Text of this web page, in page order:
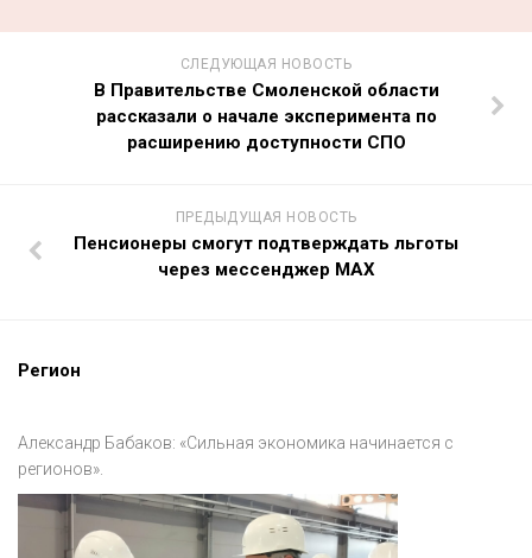
СЛЕДУЮЩАЯ НОВОСТЬ
В Правительстве Смоленской области
рассказали о начале эксперимента по
расширению доступности СПО
ПРЕДЫДУЩАЯ НОВОСТЬ
Пенсионеры смогут подтверждать льготы
через мессенджер MAX
Регион
Александр Бабаков: «Сильная экономика начинается с
регионов».